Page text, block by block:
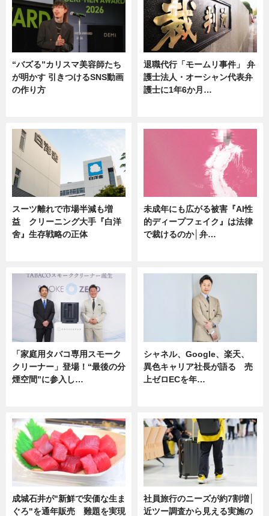
“バズる”カリスマ美容師たち
が明かす 引きつけるSNS動画
の作り方
退職代行「モームリ事件」 弁
護士法人・オーシャン代表弁
護士に1年6か月…
スーツ離れで市場半減も増
益 クリーニング大手『白洋
舍』生存戦略の正体
未成年にも広がる被害『AI性
的ディープフェイク』は法律
で裁けるのか│弁…
「家庭用タバコ専用スモーク
クリーナー」登場！“最後の分
煙空間”に参入し…
シャネル、Google、楽天、
異色キャリア社長が語る 売
上ゼロECを年…
成城石井が"新鮮で安価な生ま
ぐろ"を通年販売 難題を実現
社員旅行のニーズが約7割増│
近ツー調査から見える実施の